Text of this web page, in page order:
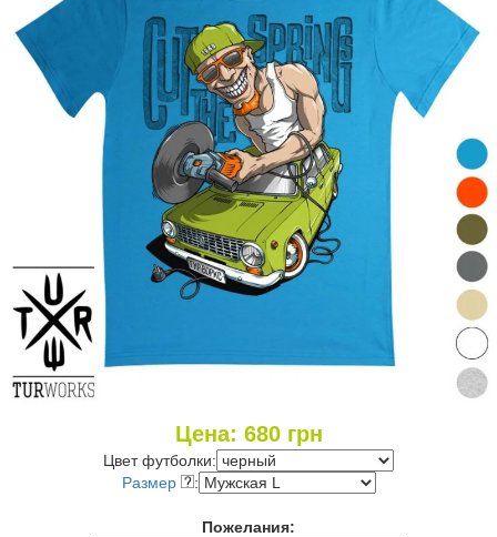
Цена: 680грн
Цвет футболки:
Размер
:
Пожелания: